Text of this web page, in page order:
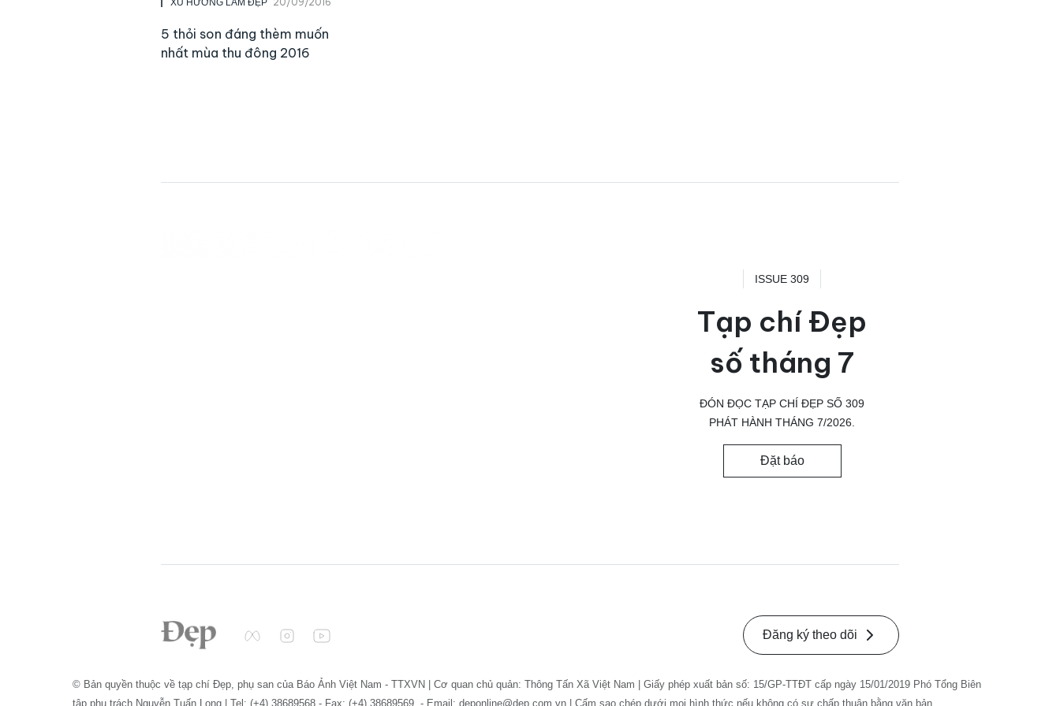
5 thỏi son đáng thèm muốn
nhất mùa thu đông 2016
ISSUE 309
Tạp chí Đẹp
số tháng 7
ĐÓN ĐỌC TẠP CHÍ ĐẸP SỐ 309
PHÁT HÀNH THÁNG 7/2026.
Đặt báo
Đăng ký theo dõi
© Bản quyền thuộc về tạp chí Đẹp, phụ san của Báo Ảnh Việt Nam - TTXVN | Cơ quan chủ quản: Thông Tấn Xã Việt Nam | Giấy phép xuất bản số: 15/GP-TTĐT cấp ngày 15/01/2019 Phó Tổng Biên
tập phụ trách Nguyễn Tuấn Long | Tel: (+4) 38689568 - Fax: (+4) 38689569. - Email: deponline@dep.com.vn | Cấm sao chép dưới mọi hình thức nếu không có sự chấp thuận bằng văn bản